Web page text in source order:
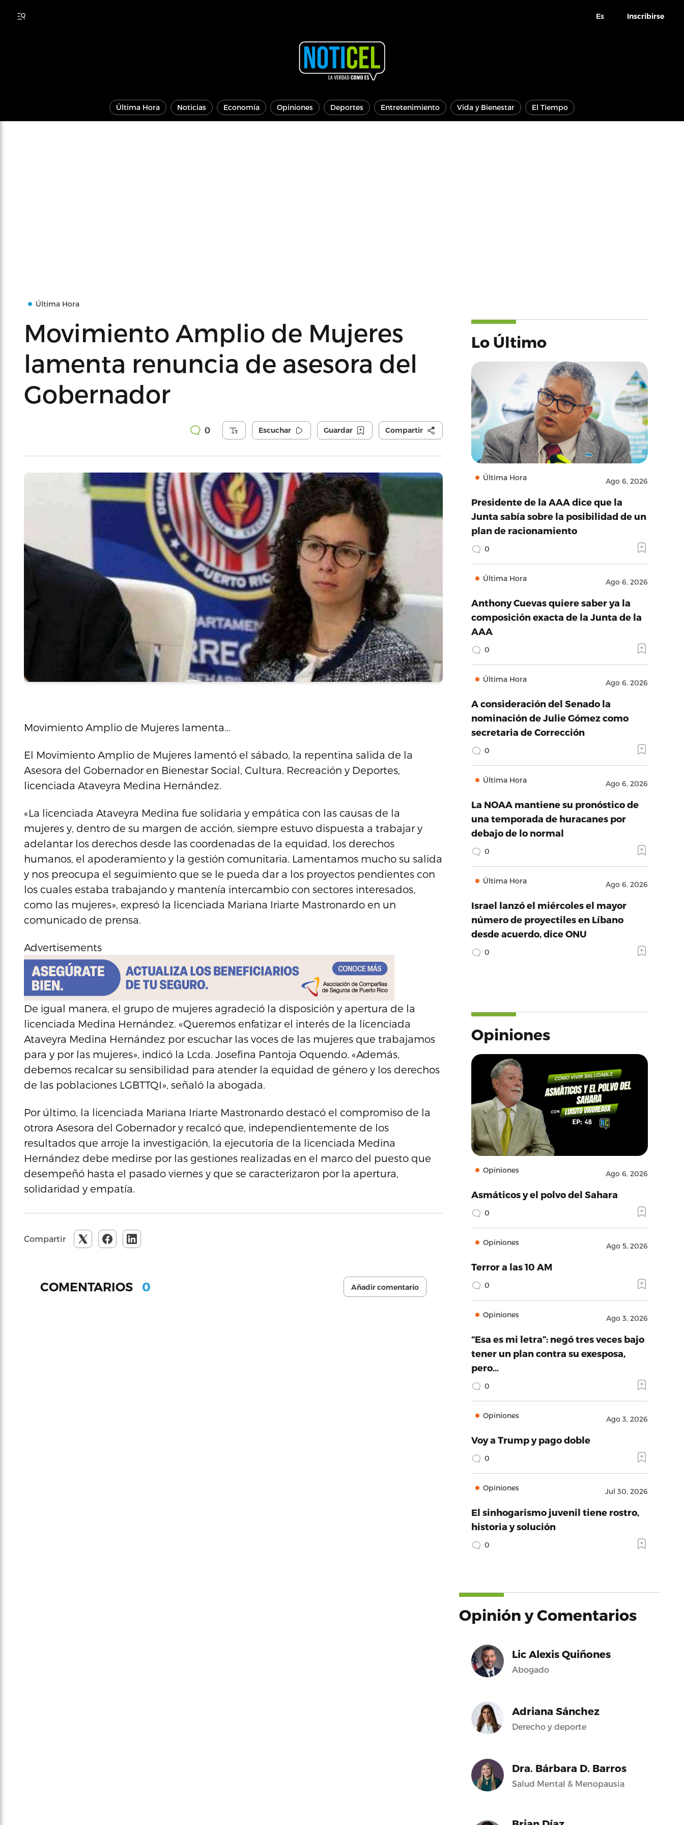
Es Inscribirse
Última Hora Noticias Economía Opiniones Deportes Entretenimiento Vida y Bienestar El Tiempo
Última Hora
Movimiento Amplio de Mujeres
lamenta renuncia de asesora del
Gobernador
0 Escuchar Guardar Compartir
Movimiento Amplio de Mujeres lamenta…
El Movimiento Amplio de Mujeres lamentó el sábado, la repentina salida de la
Asesora del Gobernador en Bienestar Social, Cultura, Recreación y Deportes,
licenciada Ataveyra Medina Hernández.
«La licenciada Ataveyra Medina fue solidaria y empática con las causas de la
mujeres y, dentro de su margen de acción, siempre estuvo dispuesta a trabajar y
adelantar los derechos desde las coordenadas de la equidad, los derechos
humanos, el apoderamiento y la gestión comunitaria. Lamentamos mucho su salida
y nos preocupa el seguimiento que se le pueda dar a los proyectos pendientes con
los cuales estaba trabajando y mantenía intercambio con sectores interesados,
como las mujeres», expresó la licenciada Mariana Iriarte Mastronardo en un
comunicado de prensa.
Advertisements
De igual manera, el grupo de mujeres agradeció la disposición y apertura de la
licenciada Medina Hernández. «Queremos enfatizar el interés de la licenciada
Ataveyra Medina Hernández por escuchar las voces de las mujeres que trabajamos
para y por las mujeres», indicó la Lcda. Josefina Pantoja Oquendo. «Además,
debemos recalcar su sensibilidad para atender la equidad de género y los derechos
de las poblaciones LGBTTQI», señaló la abogada.
Por último, la licenciada Mariana Iriarte Mastronardo destacó el compromiso de la
otrora Asesora del Gobernador y recalcó que, independientemente de los
resultados que arroje la investigación, la ejecutoria de la licenciada Medina
Hernández debe medirse por las gestiones realizadas en el marco del puesto que
desempeñó hasta el pasado viernes y que se caracterizaron por la apertura,
solidaridad y empatía.
Compartir
COMENTARIOS 0 Añadir comentario
Lo Último
Última Hora Ago 6, 2026
Presidente de la AAA dice que la
Junta sabía sobre la posibilidad de un
plan de racionamiento
0
Última Hora Ago 6, 2026
Anthony Cuevas quiere saber ya la
composición exacta de la Junta de la
AAA
0
Última Hora Ago 6, 2026
A consideración del Senado la
nominación de Julie Gómez como
secretaria de Corrección
0
Última Hora Ago 6, 2026
La NOAA mantiene su pronóstico de
una temporada de huracanes por
debajo de lo normal
0
Última Hora Ago 6, 2026
Israel lanzó el miércoles el mayor
número de proyectiles en Líbano
desde acuerdo, dice ONU
0
Opiniones
Opiniones Ago 6, 2026
Asmáticos y el polvo del Sahara
0
Opiniones Ago 5, 2026
Terror a las 10 AM
0
Opiniones Ago 3, 2026
“Esa es mi letra”: negó tres veces bajo
tener un plan contra su exesposa,
pero…
0
Opiniones Ago 3, 2026
Voy a Trump y pago doble
0
Opiniones Jul 30, 2026
El sinhogarismo juvenil tiene rostro,
historia y solución
0
Opinión y Comentarios
Lic Alexis Quiñones
Abogado
Adriana Sánchez
Derecho y deporte
Dra. Bárbara D. Barros
Salud Mental & Menopausia